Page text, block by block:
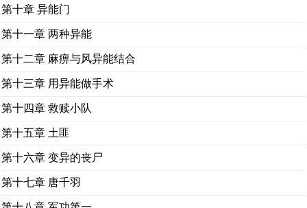
第十章 异能门
第十一章 两种异能
第十二章 麻痹与风异能结合
第十三章 用异能做手术
第十四章 救赎小队
第十五章 土匪
第十六章 变异的丧尸
第十七章 唐千羽